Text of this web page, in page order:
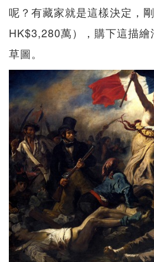
呢？有藏家就是這樣決定，
HK$3,280萬），購下這描
草圖。